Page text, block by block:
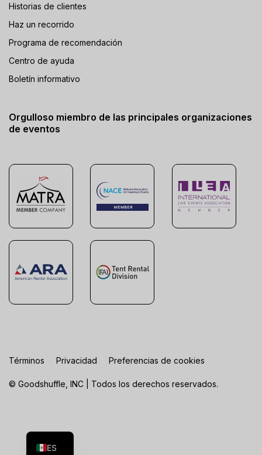
Historias de clientes
Haz un recorrido
Programa de recomendación
Centro de ayuda
Boletín informativo
Orgulloso miembro de las principales organizaciones
de eventos
© Goodshuffle, INC | Todos los derechos reservados.
Términos Privacidad Preferencias de cookies
ES